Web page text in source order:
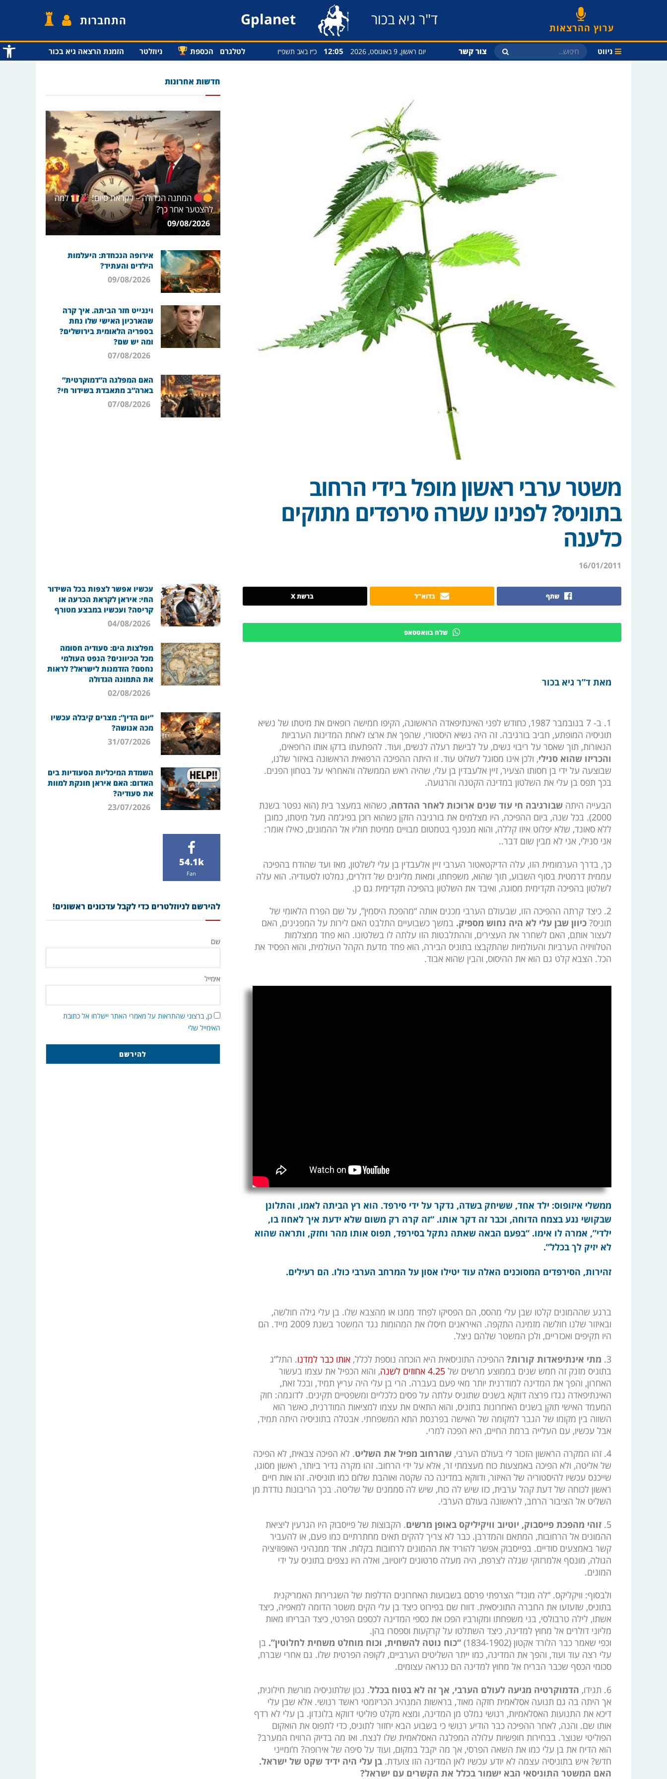
פתח
ערוץ ההרצאות ד"ר גיא בכור Gplanet התחברות
ניווט צור קשר יום ראשון, 9 באוגוסט, 2026 12:05 כ״ו באב תשפ״ו לטלגרם הכספת ניוזלטר הזמנת הרצאה גיא בכור
משטר ערבי ראשון מופל בידי הרחוב
בתוניס? לפנינו עשרה סירפדים מתוקים
כלענה
16/01/2011
שתף בדוא"ל ברשת X
שלח בוואטסאפ
מאת ד”ר גיא בכור
1. ב- 7 בנובמבר 1987, כחודש לפני האינתיפאדה הראשונה, הקיפו חמישה רופאים את מיטתו של נשיא
תוניסיה המופתע, חביב בורגיבה. זה היה נשיא היסטורי, שהפך את ארצו לאחת המדינות הערביות
הנאורות, תוך שאסר על ריבוי נשים, על לבישת רעלה לנשים, ועוד. להפתעתו בדקו אותו הרופאים,
והכריזו שהוא סנילי, ולכן אינו מסוגל לשלוט עוד. זו היתה ההפיכה הרפואית הראשונה באיזור שלנו,
שבוצעה על ידי בן חסותו הצעיר, זיין אלעבדין בן עלי, שהיה ראש הממשלה והאחראי על בטחון הפנים.
בכך תפס בן עלי את השלטון במדינה הקטנה והרגועה.
הבעייה היתה שבורגיבה חי עוד שנים ארוכות לאחר ההדחה, כשהוא במעצר בית (הוא נפטר בשנת
2000). בכל שנה, ביום ההפיכה, היו מצלמים את בורגיבה הזקן כשהוא רוכן בפיג’מה מעל מיטתו, כמובן
ללא סאונד, שלא יפלוט איזו קללה, והוא מנפנף בטמטום מבויים ממיטת חוליו אל ההמונים, כאילו אומר:
אני סנילי, אני לא מבין שום דבר..
כך, בדרך הערמומית הזו, עלה הדיקטאטור הערבי זיין אלעבדין בן עלי לשלטון, מאז ועד שהודח בהפיכה
עממית דרמטית בסוף השבוע, תוך שהוא, משפחתו, ומאות מליונים של דולרים, נמלטו לסעודיה. הוא עלה
לשלטון בהפיכה תקדימית מסוגה, ואיבד את השלטון בהפיכה תקדימית גם כן.
2. כיצד קרתה ההפיכה הזו, שבעולם הערבי מכנים אותה “מהפכת היסמין”, על שם הפרח הלאומי של
תוניס? כיוון שבן עלי לא היה נחוש מספיק. במשך כשבועיים התלבט האם לירות על המפגינים, האם
לעצור אותם, האם לשחרר את העצירים, וההתלבטות הזו עלתה לו בשלטונו. הוא פחד ממצלמות
הטלוויזיה הערביות והעולמיות שהתקבצו בתוניס הבירה, הוא פחד מדעת הקהל העולמית, והוא הפסיד את
הכל. הצבא קלט גם הוא את ההיסוס, והבין שהוא אבוד.
ממשלי איזופוס: ילד אחד, ששיחק בשדה, נדקר על ידי סירפד. הוא רץ הביתה לאמו, והתלונן
שבקושי נגע בצמח הדוחה, וכבר זה דקר אותו. “זה קרה רק משום שלא ידעת איך לאחוז בו,
ילדי”, אמרה לו אימו. “בפעם הבאה שאתה נתקל בסירפד, תפוס אותו מהר וחזק, ותראה שהוא
לא יזיק לך בכלל”.
זהירות, הסירפדים המסוכנים האלה עוד יטילו אסון על המרחב הערבי כולו. הם רעילים.
ברגע שההמונים קלטו שבן עלי מהסס, הם הפסיקו לפחד ממנו או מהצבא שלו. בן עלי גילה חולשה,
ובאיזור שלנו חולשה מזמינה התקפה. האיראנים חיסלו את המהומות נגד המשטר בשנת 2009 מייד. הם
היו תקיפים ואכזריים, ולכן המשטר שלהם ניצל.
3. מתי אינתיפאדות קורות? ההפיכה התוניסאית היא הוכחה נוספת לכלל, אותו כבר למדנו. התל”ג
בתוניס מזנק זה חמש שנים בממוצע מרשים של 4.25 אחוזים לשנה
, והוא הכפיל את עצמו בעשור
האחרון, והפך את המדינה למודרנית יותר מאי פעם בעברה. הרי בן עלי היה עריץ תמיד, ובכל זאת,
האינתיפאדה נגדו פרצה דווקא בשנים שתוניס עלתה על פסים כלכליים ומשפטיים תקינים. לדוגמה: חוק
המעמד האישי תוקן בשנים האחרונות בתוניס, והוא התאים את עצמו למציאות המודרנית, כאשר הוא
השווה בין מקומו של הגבר למקומה של האישה בפרנסת התא המשפחתי. אבטלה בתוניסיה היתה תמיד,
אבל עכשיו, עם העלייה ברמת החיים, היא הפכה למרי.
4. זהו המקרה הראשון הזכור לי בעולם הערבי,
שהרחוב מפיל את השליט. לא הפיכה צבאית, לא הפיכה
של אליטה, ולא הפיכה באמצעות כוח מעצמתי זר, אלא על ידי הרחוב. זהו מקרה נדיר ביותר, ראשון מסוגו,
שייכנס עכשיו להיסטוריה של האיזור, ודווקא במדינה כה שקטה ואוהבת שלום כמו תוניסיה. זהו אות חיים
ראשון לכוחה של דעת קהל ערבית, כזו שיש לה כוח, שיש לה סממנים של שליטה. בכך הריבונות נודדת מן
השליט אל הציבור הרחב, לראשונה בעולם הערבי.
5. זוהי מהפכת פייסבוק, יוטיוב וויקיליקס באופן מרשים. הקבוצות של פייסבוק היו הגרעין ליציאת
ההמונים אל הרחובות, המתאם והמדרבן. כבר לא צריך להקים תאים מחתרתיים כמו פעם, או להעביר
קשר באמצעים סודיים. בפייסבוק אפשר להוריד את ההמונים לרחובות בקלות. אחד ממנהיגי האופוזיציה
הגולה, מונסף אלמרזוקי שגלה לצרפת, היה מעלה סרטונים ליוטיוב, ואלה היו נצפים בתוניס על ידי
המונים.
ולבסוף: וויקליקס. “לה מונד” הצרפתי פרסם בשבועות האחרונים הדלפות של השגרירות האמריקנית
בתוניס, שזעזעו את החברה התוניסאית. דווח שם בפירוט כיצד בן עלי הקים משטר הדומה למאפיה, כיצד
אשתו, לילה טרבולסי, בני משפחתו ומקורביו הפכו את כספי המדינה לכספם הפרטי, כיצד הבריחו מאות
מליוני דולרים אל מחוץ למדינה, כיצד השתלטו על קרקעות וספסרו בהן.
וכפי שאמר כבר הלורד אקטון (1834-1902)
“כוח נוטה להשחית, וכוח מוחלט משחית לחלוטין”. בן
עלי רצה עוד ועוד, והפך את המדינה, כמו ייתר השליטים הערביים, לקופה הפרטית שלו. גם אחרי שברח,
סכומי הכסף שכבר הבריח אל מחוץ למדינה הם כנראה עצומים.
6. תגידו,
הדמוקרטיה מגיעה לעולם הערבי, אך זה לא בטוח בכלל. נכון שלתוניסיה מורשת חילונית,
אך היתה בה גם תנועה אסלאמית חזקה מאוד, בראשות המנהיג הכריזמטי ראשד רנושי. אלא שבן עלי
דיכא את התנועות האסלאמיות, רנושי נמלט מן המדינה, ומצא מקלט פוליטי דווקא בלונדון. בן עלי לא רדף
אותו שם. והנה, לאחר ההפיכה כבר הודיע רנושי כי בשבוע הבא יחזור לתוניס, כדי לתפוס את הואקום
הפוליטי שנוצר. בבחירות חופשיות עלולה המפלגה האסלאמית שלו לנצח. ואז מה בדיוק הרוויח המערב?
הוא הדיח את בן עלי כמו את השאה הפרסי, אך מה יקבל במקום, ועוד על סיפה של אירופה? ח’ומייני
חדש? איש בתוניסיה עצמה לא יודע עכשיו לאן המדינה הזו צועדת. בן עלי היה ידיד שקט של ישראל.
האם המשטר התוניסאי הבא ישמור בכלל את הקשרים עם ישראל?
חדשות אחרונות
המתנה הגדולה – לקראת סיום!
למה
להצטער אחר כך?
09/08/2026
אירופה הנכחדת: היעלמות
הילדים והעתיד?
09/08/2026
וינגייט חזר הביתה. איך קרה
שהארכיון האישי שלו נחת
בספריה הלאומית בירושלים?
ומה יש שם?
07/08/2026
האם המפלגה ה”דמוקרטית”
בארה”ב מתאבדת בשידור חי?
07/08/2026
עכשיו אפשר לצפות בכל השידור
החי: איראן לקראת הכרעה או
קריסה? ועכשיו במבצע מטורף
04/08/2026
מפלצות הים: סעודיה חסומה
מכל הכיוונים? הנפט העולמי
נחסם? הזדמנות לישראל? לראות
את התמונה הגדולה
02/08/2026
“יום הדין”: מצרים קיבלה עכשיו
מכה אנושה?
31/07/2026
השמדת המיכליות הסעודיות בים
האדום: האם איראן חונקת למוות
את סעודיה?
23/07/2026
54.1k
Fan
להירשם לניוזלטרים כדי לקבל עדכונים ראשונים!
שם
אימייל
כן, ברצוני שהתראות על מאמרי האתר יישלחו אל כתובת
האימייל שלי